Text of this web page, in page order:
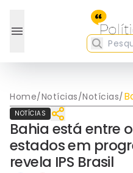
Home/Notícias/Notícias/
NOTÍCIAS
Bahia está entre
estados em
revela IPS Brasil